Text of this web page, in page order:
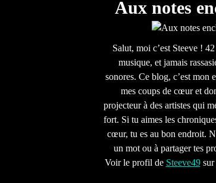
Aux notes
Salut, moi c’est Steeve !
musique, et jamais
sonores. Ce blog, c’est mon
mes coups de cœur et
projecteur à des artistes qui
fort. Si tu aimes les
cœur, tu es au bon endroit.
un mot ou à partager tes
Voir le profil de Steeve49sur